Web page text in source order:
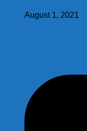
August 1, 2021